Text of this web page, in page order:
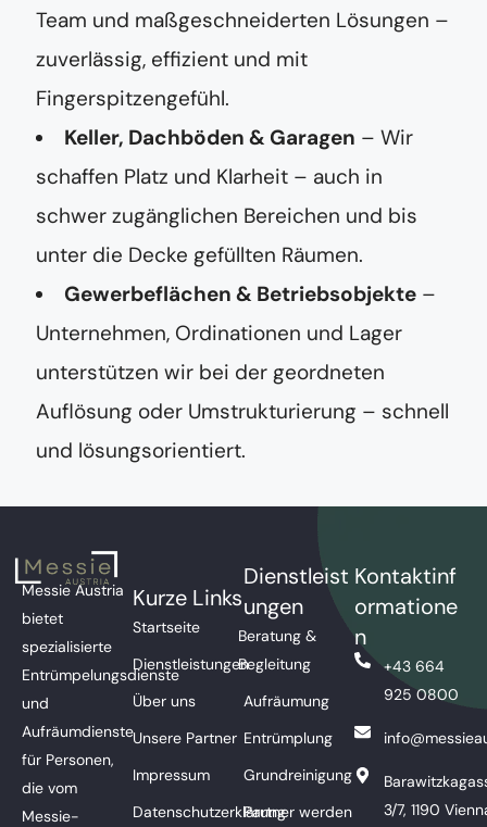
Team und maßgeschneiderten Lösungen –
zuverlässig, effizient und mit
Fingerspitzengefühl.
Keller, Dachböden & Garagen – Wir
schaffen Platz und Klarheit – auch in
schwer zugänglichen Bereichen und bis
unter die Decke gefüllten Räumen.
Gewerbeflächen & Betriebsobjekte –
Unternehmen, Ordinationen und Lager
unterstützen wir bei der geordneten
Auflösung oder Umstrukturierung – schnell
und lösungsorientiert.
Messie Austria
bietet
spezialisierte
Entrümpelungsdienste
und
Aufräumdienste
für Personen,
die vom
Messie-
Kurze Links
Startseite
Dienstleistungen
Über uns
Unsere Partner
Impressum
Datenschutzerklärung
Dienstleist
ungen
Beratung &
Begleitung
Aufräumung
Entrümplung
Grundreinigung
Partner werden
Kontaktinf
ormatione
n
+43 664
925 0800
3/7, 1190